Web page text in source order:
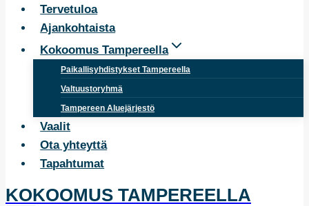
Tervetuloa
Ajankohtaista
Kokoomus Tampereella
Paikallisyhdistykset Tampereella
Valtuustoryhmä
Tampereen Aluejärjestö
Vaalit
Ota yhteyttä
Tapahtumat
KOKOOMUS TAMPEREELLA